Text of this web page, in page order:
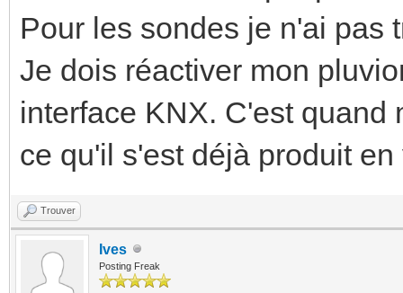
Pour les sondes je n'ai pas
Je dois réactiver mon
interface KNX. C'est quand
ce qu'il s'est déjà produit
Trouver
Ives
Posting Freak